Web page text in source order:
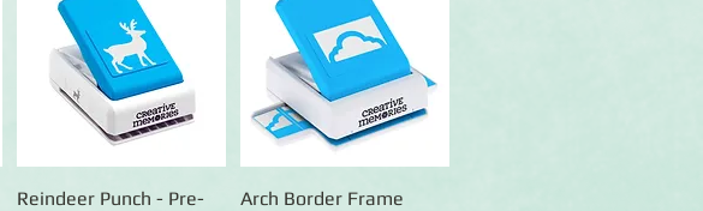
Schnellansicht
Reindeer Punch - Pre-
Schnellansicht
Arch Border Frame